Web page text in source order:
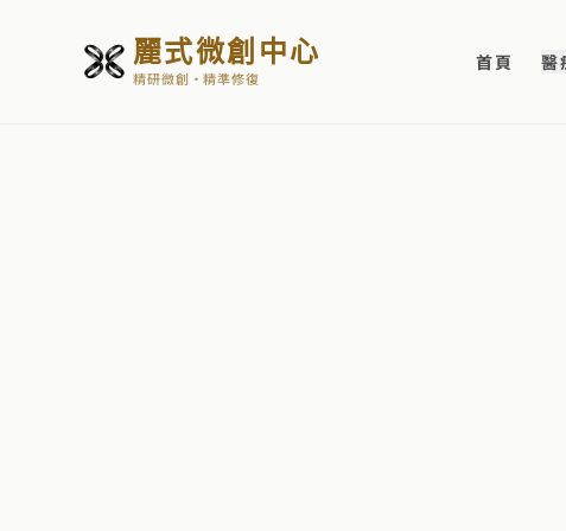
麗式微創中心
精研微創・精準修復
首頁 醫